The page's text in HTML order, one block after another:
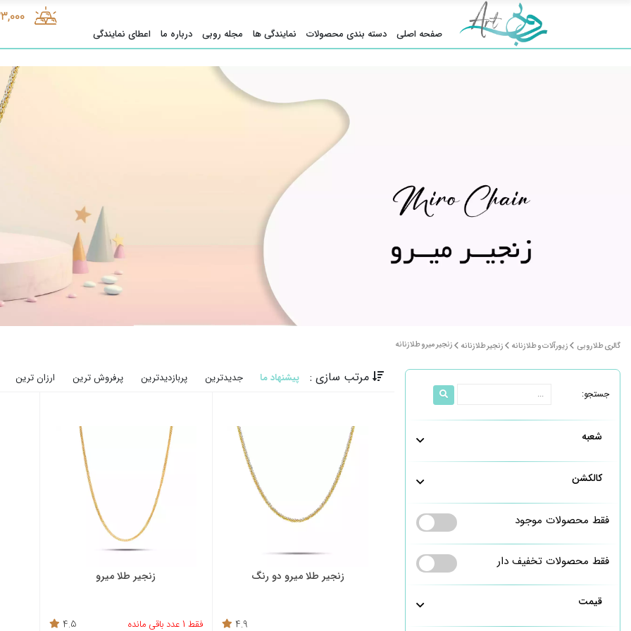
صفحه اصلی دسته بندی محصولات نمایندگی ها مجله روبی درباره ما اعطای نمایندگی
گالری طلا روبی زیورآلات و طلا زنانه زنجیر طلا زنانه زنجیر میرو طلا زنانه
جستجو:
شعبه
کالکشن
فقط محصولات موجود
فقط محصولات تخفیف دار
قیمت
مرتب سازی : پیشنهاد ما جدیدترین پربازدیدترین پرفروش ترین ارزان ترین
زنجیر طلا میرو دو رنگ
4.9
زنجیر طلا میرو
فقط 1 عدد باقی مانده 4.5